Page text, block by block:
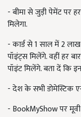
- बीमा से जुड़ी पेमेंट पर
मिलेगा.
- कार्ड से 1 साल में 2
पॉइंट्स मिलेंगे. वहीं हर
पॉइंट मिलेंगे. बता दें कि
- देश के सभी डोमेस्टिक
- BookMyShow पर